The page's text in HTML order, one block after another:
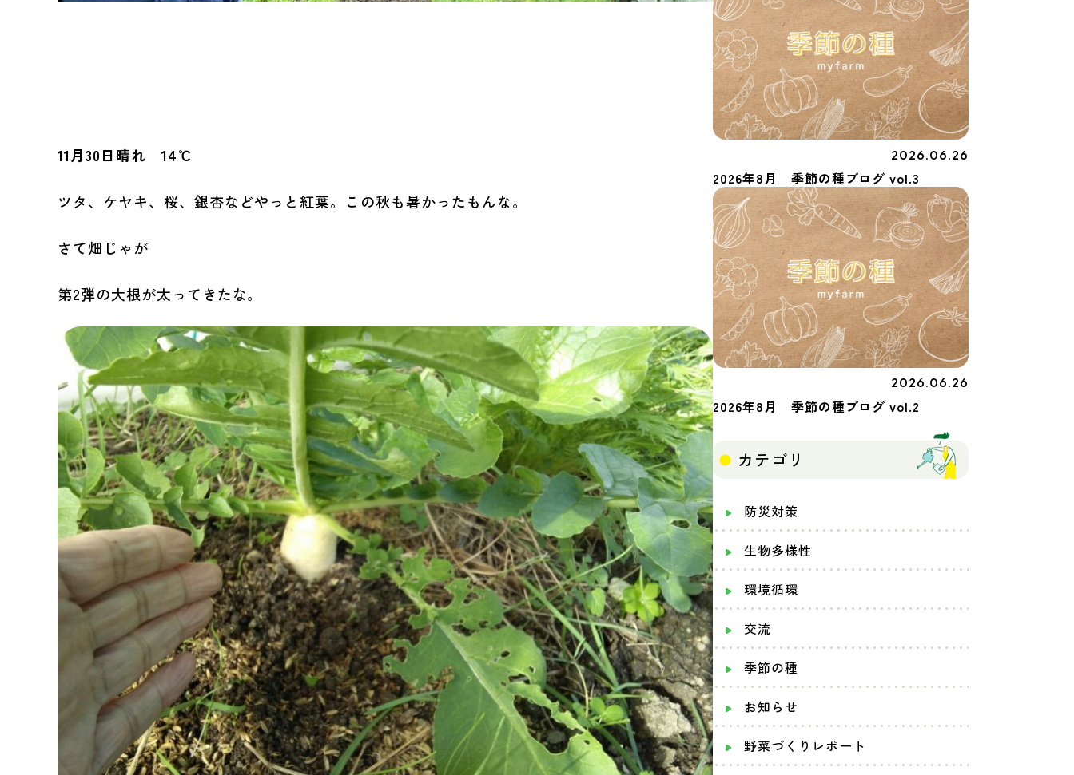
11月30日晴れ 14℃
ツタ、ケヤキ、桜、銀杏などやっと紅葉。この秋も暑かったもんな。
さて畑じゃが
第2弾の大根が太ってきたな。
2026.06.26
2026年8月 季節の種ブログ vol.3
2026.06.26
2026年8月 季節の種ブログ vol.2
カテゴリ
防災対策
生物多様性
環境循環
交流
季節の種
お知らせ
野菜づくりレポート